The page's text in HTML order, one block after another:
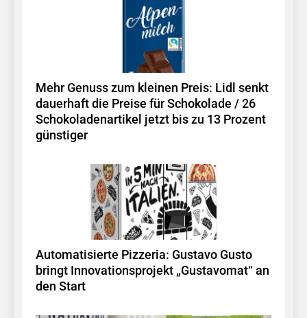
Mehr Genuss zum kleinen Preis: Lidl senkt
dauerhaft die Preise für Schokolade / 26
Schokoladenartikel jetzt bis zu 13 Prozent
günstiger
Automatisierte Pizzeria: Gustavo Gusto
bringt Innovationsprojekt „Gustavomat“ an
den Start